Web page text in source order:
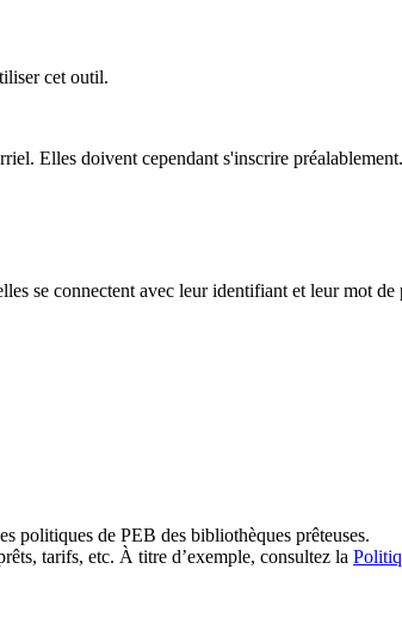
cet outil.
Elles doivent cependant s'inscrire préalablement.
se connectent avec leur identifiant et leur mot de
politiques de PEB des bibliothèques prêteuses.
tarifs, etc. À titre d’exemple, consultez la